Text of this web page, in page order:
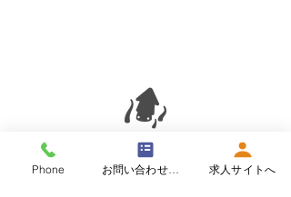
第二工
Phone お問い合わせフォーム 求人サイトへ